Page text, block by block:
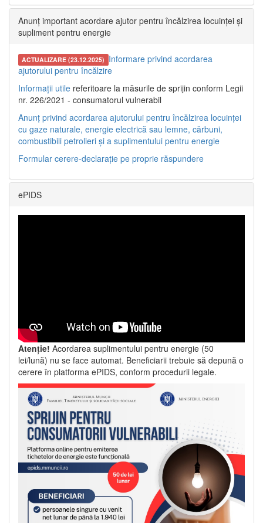
Anunț important acordare ajutor pentru încălzirea locuinței și
supliment pentru energie
ACTUALIZARE (23.12.2025) Informare privind acordarea
ajutorului pentru încălzire
Informații utile referitoare la măsurile de sprijin conform Legii
nr. 226/2021 - consumatorul vulnerabil
Anunț privind acordarea ajutorului pentru încălzirea locuinței
cu gaze naturale, energie electrică sau lemne, cărbuni,
combustibili petrolieri și a suplimentului pentru energie
Formular cerere-declarație pe proprie răspundere
ePIDS
Atenție! Acordarea suplimentului pentru energie (50
lei/lună) nu se face automat. Beneficiarii trebuie să depună o
cerere în platforma ePIDS, conform procedurii legale.